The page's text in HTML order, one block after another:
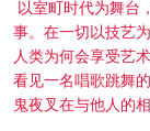
以室町时代为舞台
事。在一切以技艺
人类为何会享受艺
看见一名唱歌跳舞
鬼夜叉在与他人的